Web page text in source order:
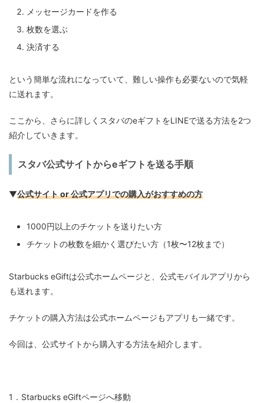
メッセージカードを作る
枚数を選ぶ
決済する
という簡単な流れになっていて、難しい操作も必要ないので気軽
に送れます。
ここから、さらに詳しくスタバのeギフトをLINEで送る方法を2つ
紹介していきます。
スタバ公式サイトからeギフトを送る手順
▼公式サイト or 公式アプリでの購入がおすすめの方
1000円以上のチケットを送りたい方
チケットの枚数を細かく選びたい方（1枚〜12枚まで）
Starbucks eGiftは公式ホームページと、公式モバイルアプリから
も送れます。
チケットの購入方法は公式ホームページもアプリも一緒です。
今回は、公式サイトから購入する方法を紹介します。
1．Starbucks eGiftページへ移動